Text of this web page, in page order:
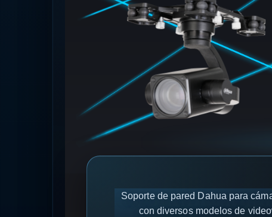
Soporte de pared Dahua para
con diversos modelos de